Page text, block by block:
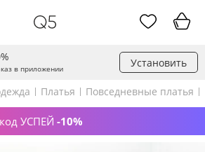
в приложении Установить
Платья Повседневные платья
УСПЕЙ -10%